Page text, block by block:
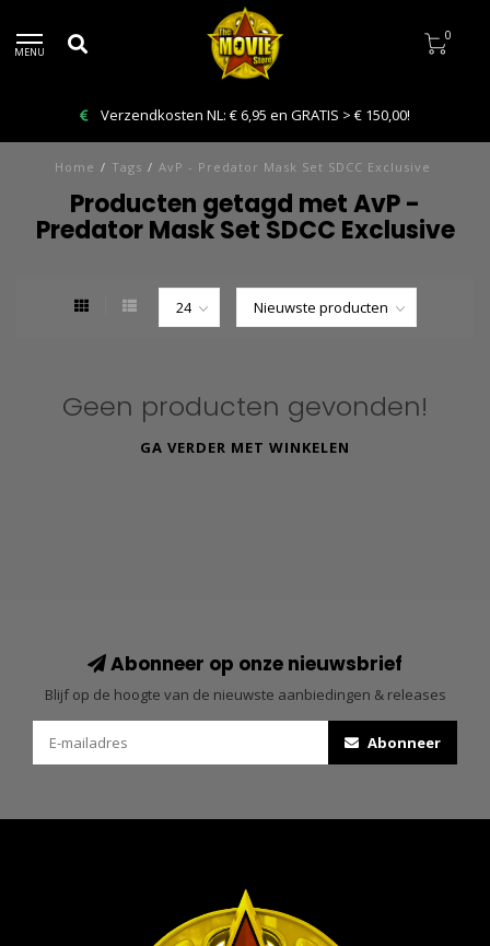
MENU
0
Verzendkosten NL: € 6,95 en GRATIS > € 150,00!
Home / Tags / AvP - Predator Mask Set SDCC Exclusive
Producten getagd met AvP -
Predator Mask Set SDCC Exclusive
Geen producten gevonden!
GA VERDER MET WINKELEN
Abonneer op onze nieuwsbrief
Blijf op de hoogte van de nieuwste aanbiedingen & releases
Abonneer